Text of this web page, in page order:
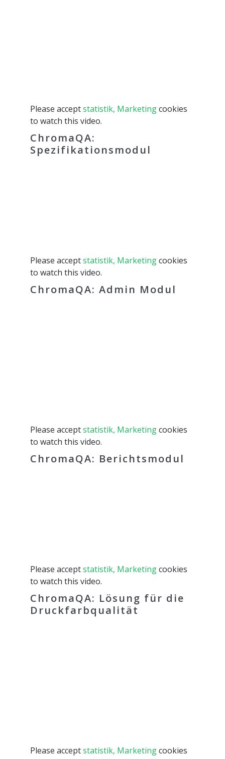
Please acceptstatistik, Marketingcookies
to watch this video.
ChromaQA:
Spezifikationsmodul
Please acceptstatistik, Marketingcookies
to watch this video.
ChromaQA: Admin Modul
Please acceptstatistik, Marketingcookies
to watch this video.
ChromaQA: Berichtsmodul
Please acceptstatistik, Marketingcookies
to watch this video.
ChromaQA: Lösung für die
Druckfarbqualität
Please acceptstatistik, Marketingcookies